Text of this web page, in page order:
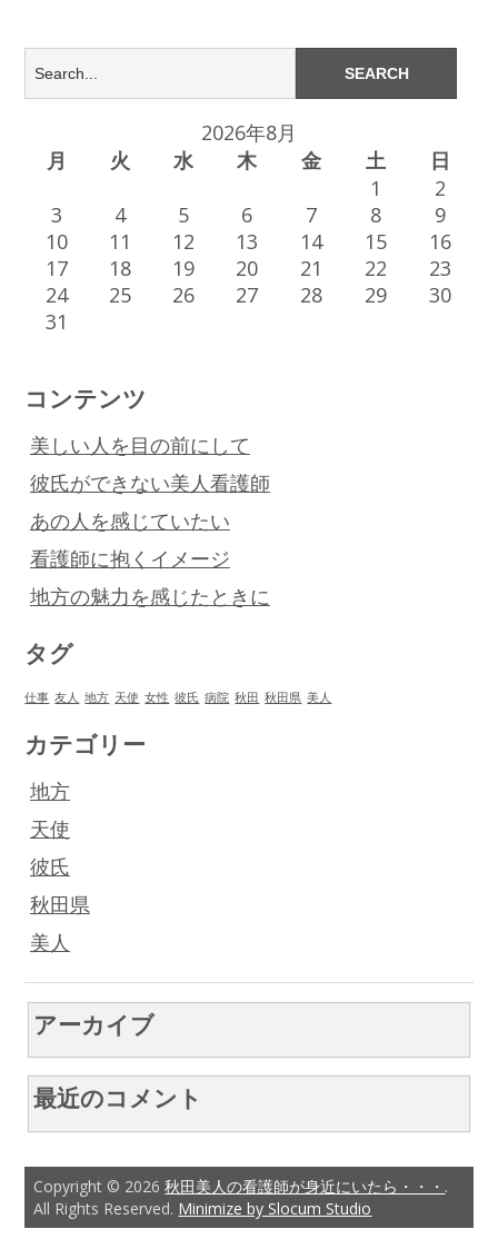
2026年8月
月
火 水 木 金 土
日
1
2
3
4 5 6 7 8
9
10
11 12 13 14 15
16
17
18 19 20 21 22
23
24
25 26 27 28 29
30
31
コンテンツ
美しい人を目の前にして
彼氏ができない美人看護師
あの人を感じていたい
看護師に抱くイメージ
地方の魅力を感じたときに
タグ
仕事 友人 地方 天使 女性 彼氏 病院 秋田 秋田県 美人
カテゴリー
地方
天使
彼氏
秋田県
美人
アーカイブ
最近のコメント
Copyright © 2026秋田美人の看護師が身近にいたら・・・ .
All Rights Reserved. Minimize by Slocum Studio